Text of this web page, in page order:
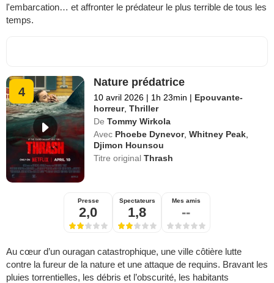
l'embarcation… et affronter le prédateur le plus terrible de tous les
temps.
4
Nature prédatrice
10 avril 2026 | 1h 23min | Epouvante-
horreur,Thriller
De Tommy Wirkola
Avec Phoebe Dynevor,Whitney Peak
Djimon Hounsou
Titre originalThrash
Presse
2,0
Spectateurs
1,8
Mes amis
--
Au cœur d’un ouragan catastrophique, une ville côtière lutte
contre la fureur de la nature et une attaque de requins. Bravant les
pluies torrentielles, les débris et l’obscurité, les habitants